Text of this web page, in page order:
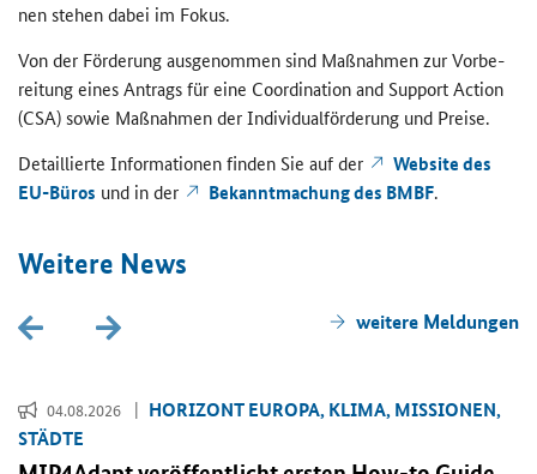
nen ste­hen dabei im Fokus.
Von der För­de­rung aus­ge­nom­men sind Maß­nah­men zur Vor­be­
rei­tung eines An­trags für eine Coordination and Support Action
(CSA) sowie Maß­nah­men der In­di­vi­du­al­för­de­rung und Prei­se.
De­tail­lier­te In­for­ma­tio­nen fin­den Sie auf der
Websitedes
EU-​Büros und in der Be­kannt­ma­chung des BMBF.
Wei­te­re News
wei­te­re Mel­dun­gen
04.08.2026
HO­RI­ZONT EU­RO­PA, KLIMA, MIS­SIO­NEN,
STÄD­TE